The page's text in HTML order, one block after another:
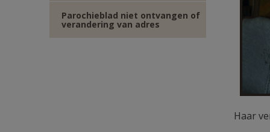
Parochieblad niet ontvangen of
verandering van adres
Haar